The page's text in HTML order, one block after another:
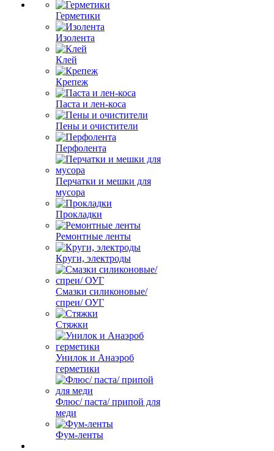
Герметики
Изолента
Клей
Крепеж
Паста и лен-коса
Пены и очистители
Перфолента
Перчатки и мешки для
мусора
Прокладки
Ремонтные ленты
Круги, электроды
Смазки силиконовые/
спреи/ ОУГ
Стяжки
Унилок и Анаэроб
герметики
Флюс/ паста/ припой для
меди
Фум-ленты